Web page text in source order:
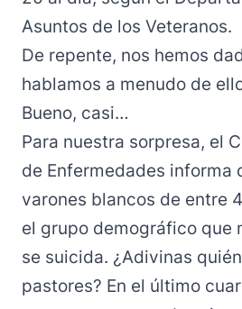
Asuntos de los Veteranos.
De repente, nos hemos
hablamos a menudo de
Bueno, casi…
Para nuestra sorpresa, el
de Enfermedades informa
varones blancos de entre
el grupo demográfico que
se suicida. ¿Adivinas
pastores? En el último